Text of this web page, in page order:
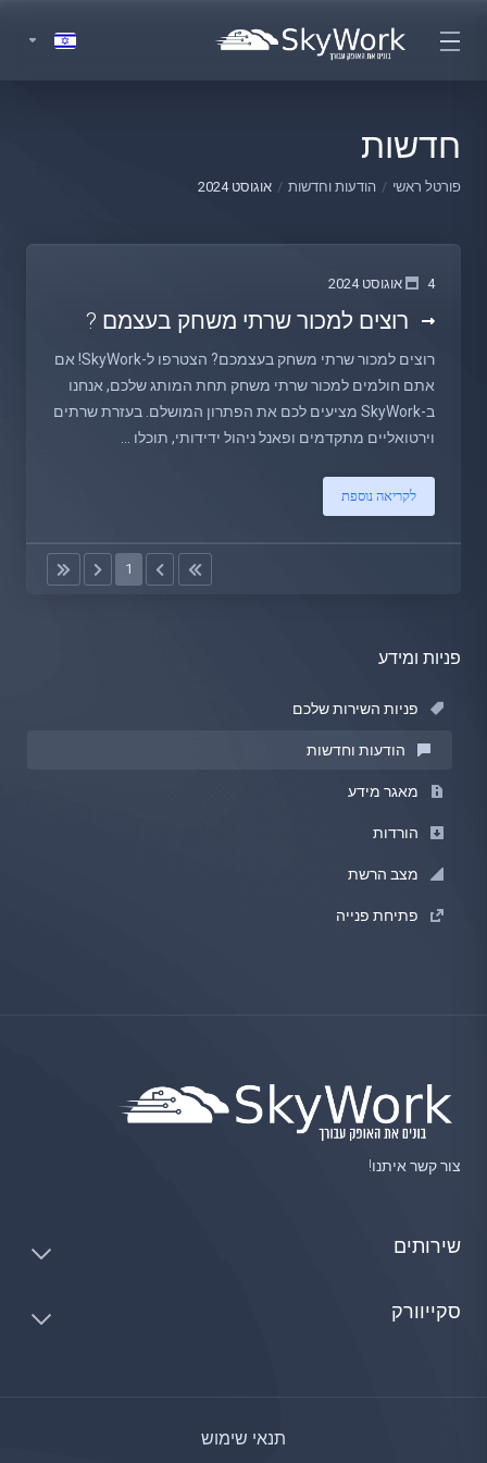
חדשות
פורטל ראשי הודעות וחדשות אוגוסט 2024
פניות ומידע
פניות השירות שלכם
הודעות וחדשות
מאגר מידע
הורדות
מצב הרשת
פתיחת פנייה
4 אוגוסט 2024
רוצים למכור שרתי משחק בעצמם ?
רוצים למכור שרתי משחק בעצמכם? הצטרפו ל-SkyWork! אם
אתם חולמים למכור שרתי משחק תחת המותג שלכם, אנחנו
ב-SkyWork מציעים לכם את הפתרון המושלם. בעזרת שרתים
וירטואליים מתקדמים ופאנל ניהול ידידותי, תוכלו ...
לקריאה נוספת
1
צור קשר איתנו!
שירותים
סקייוורק
תנאי שימוש